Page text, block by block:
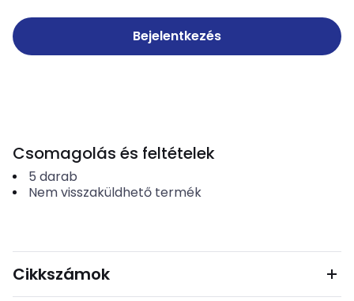
Bejelentkezés
Csomagolás és feltételek
5 darab
Nem visszaküldhető termék
Cikkszámok